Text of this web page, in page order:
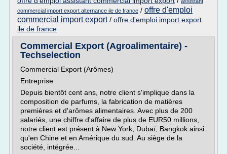
commercial import export alternance ile de france / offre d'emploi
commercial import export/ offre d'emploi import export
ile de france
Commercial Export (Agroalimentaire) -
Techselection
Commercial Export (Arômes)
Entreprise
Depuis bientôt cent ans, notre client s'implique dans la
composition de parfums, la fabrication de matières
premières et d'arômes alimentaires. Avec plus de 200
salariés, une chiffre d'affaire de plus de EUR50 millions,
notre client est présent à New York, Dubaï, Bangkok ainsi
qu'en Chine et en Amérique du sud. Au siège de la
société, intégrée...